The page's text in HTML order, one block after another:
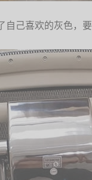
自己喜欢的灰色，